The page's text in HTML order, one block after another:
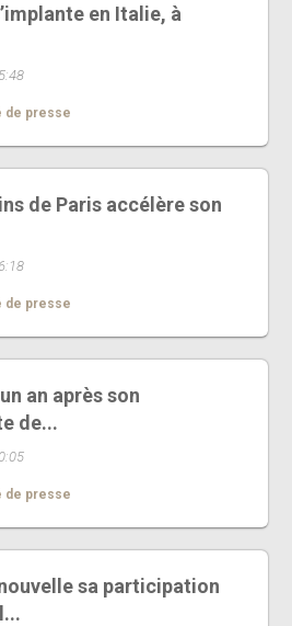
en Italie, à
de presse
de Paris accélère son
de presse
an après son
de...
de presse
sa participation